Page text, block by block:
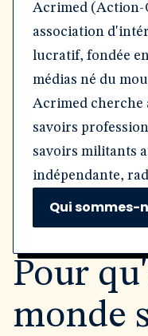
Acrimed (Action-
association
lucratif, fondée
médias né du
Acrimed cherche
savoirs
savoirs militants
indépendante,
Qui sommes-
Pour
monde